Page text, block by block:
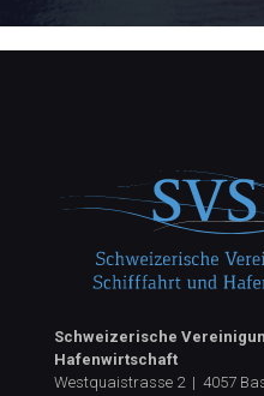
Schweizerische
Hafenwirtschaft
Westquaistrasse 2 | 4057